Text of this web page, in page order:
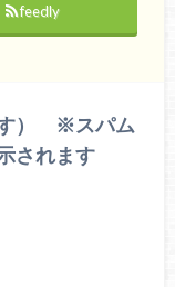
feedly
す） ※スパム
されます